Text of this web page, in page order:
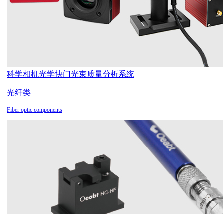
科学相机光学快门光束质量分析系统
光纤类
Fiber optic components